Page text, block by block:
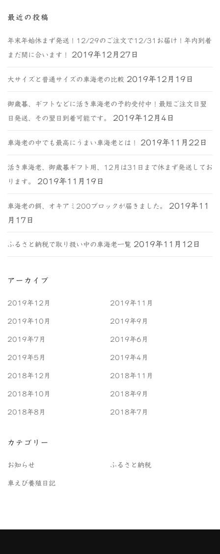
最近の投稿
年末年始休まず発送！12/29のご注文で12/31お届け！年内到着
まだ間に合います！ 2019年12月27日
大サイズと普通サイズの車海老の比較 2019年12月19日
御歳暮、ギフトなどに活き車海老の予約受付中！最短ご注文日翌
日発送、その翌日到着可能です。 2019年12月4日
車海老の中でも最高にうまい車海老とは！ 2019年11月22日
活き車海老、御歳暮ギフト用、12月は31日まで休まず発送してお
ります。 2019年11月19日
車海老の餌、オキアミ200ブロックが届きました。
2019年11
月17日
ふるさと納税で取り扱い中の車海老一覧 2019年11月12日
アーカイブ
2019年12月 2019年11月
2019年10月 2019年9月
2019年7月 2019年6月
2019年5月 2019年4月
2018年12月 2018年11月
2018年10月 2018年9月
2018年8月 2018年7月
カテゴリー
お知らせ ふるさと納税
車えび養殖日記